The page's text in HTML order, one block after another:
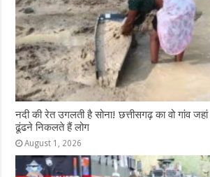
नदी की रेत उगलती है सोना! छत्तीसगढ़ का वो गांव
ढूंढने निकलते हैं लोग
August 1, 2026